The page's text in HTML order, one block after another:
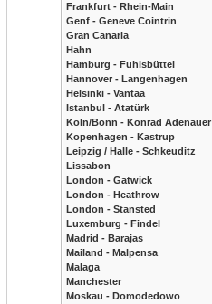
Frankfurt - Rhein-Main
Genf - Geneve Cointrin
Gran Canaria
Hahn
Hamburg - Fuhlsbüttel
Hannover - Langenhagen
Helsinki - Vantaa
Istanbul - Atatürk
Köln/Bonn - Konrad Adenauer
Kopenhagen - Kastrup
Leipzig / Halle - Schkeuditz
Lissabon
London - Gatwick
London - Heathrow
London - Stansted
Luxemburg - Findel
Madrid - Barajas
Mailand - Malpensa
Malaga
Manchester
Moskau - Domodedowo